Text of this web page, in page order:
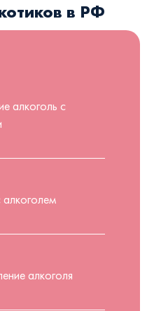
в РФ
алкоголь с
алкоголя